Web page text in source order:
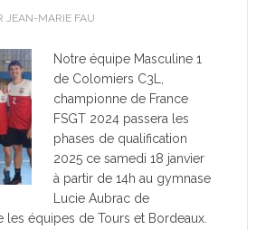
JEAN-MARIE FAU
Notre équipe Masculine 1
de Colomiers C3L,
championne de France
FSGT 2024 passera les
phases de qualification
2025 ce samedi 18 janvier
à partir de 14h au gymnase
Lucie Aubrac de
les équipes de Tours et Bordeaux.